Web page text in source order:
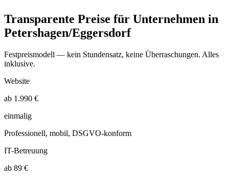
Transparente Preise für Unternehmen in
Petershagen/Eggersdorf
Festpreismodell — kein Stundensatz, keine Überraschungen. Alles
inklusive.
Website
ab 1.990 €
einmalig
Professionell, mobil, DSGVO-konform
IT-Betreuung
ab 89 €